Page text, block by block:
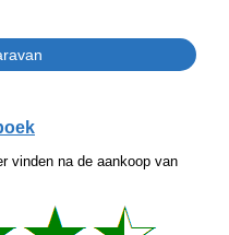
vinden na de aankoop van